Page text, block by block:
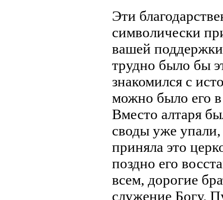
Эти
символически
вашей
трудно было бы
знакомился с
можно было его в
Вместо алтаря
своды уже
приняла это
поздно его
всем, дорогие
служение Богу.